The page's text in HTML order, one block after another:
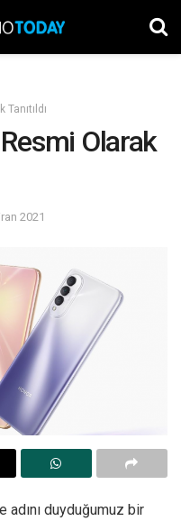
Olarak
2021
duyduğumuz bir